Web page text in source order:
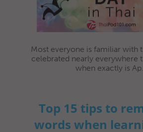
Most everyone is familiar with
celebrated nearly everywhere
when exactly is
Top 15 tips to
words when